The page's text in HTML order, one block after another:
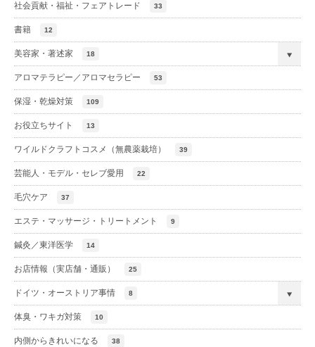
社会貢献・福祉・フェアトレード 33
書籍 12
美容家・著述家 18
アロマテラピー／アロマセラピー 53
保湿・乾燥対策 109
お役立ちサイト 13
ワイルドクラフトコスメ（無農薬栽培） 39
芸能人・モデル・セレブ愛用 22
毛穴ケア 37
エステ・マッサージ・トリートメント 9
鍼灸／東洋医学 14
お店情報（実店舗・通販） 25
ドイツ・オーストリア事情 8
体臭・ワキガ対策 10
内側からきれいになる 38